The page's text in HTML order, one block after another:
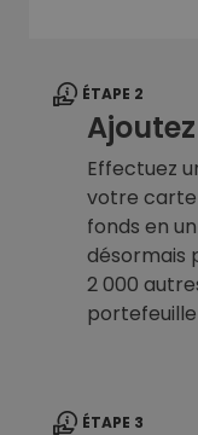
ÉTAPE 2
Effectuez
votre carte
fonds en
désormais
2 000
ÉTAPE 3